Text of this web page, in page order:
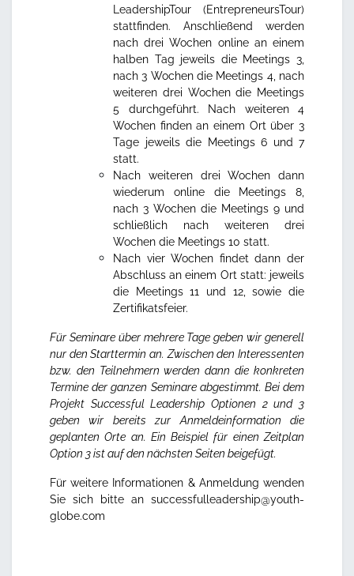
LeadershipTour (EntrepreneursTour)
stattfinden. Anschließend werden
nach drei Wochen online an einem
halben Tag jeweils die Meetings 3,
nach 3 Wochen die Meetings 4, nach
weiteren drei Wochen die Meetings
5 durchgeführt. Nach weiteren 4
Wochen finden an einem Ort über 3
Tage jeweils die Meetings 6 und 7
statt.
Nach weiteren drei Wochen dann
wiederum online die Meetings 8,
nach 3 Wochen die Meetings 9 und
schließlich nach weiteren drei
Wochen die Meetings 10 statt.
Nach vier Wochen findet dann der
Abschluss an einem Ort statt: jeweils
die Meetings 11 und 12, sowie die
Zertifikatsfeier.
Für Seminare über mehrere Tage geben wir generell
nur den Starttermin an. Zwischen den Interessenten
bzw. den Teilnehmern werden dann die konkreten
Termine der ganzen Seminare abgestimmt. Bei dem
Projekt Successful Leadership Optionen 2 und 3
geben wir bereits zur Anmeldeinformation die
geplanten Orte an. Ein Beispiel für einen Zeitplan
Option 3 ist auf den nächsten Seiten beigefügt.
Für weitere Informationen & Anmeldung wenden
Sie sich bitte an successfulleadership@youth-
globe.com